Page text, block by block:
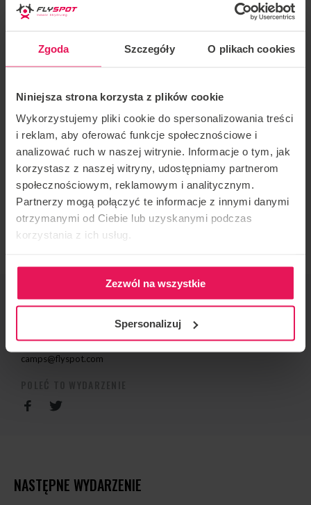
Zgoda Szczegóły O plikach cookies
Niniejsza strona korzysta z plików cookie
Wykorzystujemy pliki cookie do spersonalizowania treści
i reklam, aby oferować funkcje społecznościowe i
analizować ruch w naszej witrynie. Informacje o tym, jak
korzystasz z naszej witryny, udostępniamy partnerom
społecznościowym, reklamowym i analitycznym.
Partnerzy mogą połączyć te informacje z innymi danymi
otrzymanymi od Ciebie lub uzyskanymi podczas
korzystania z ich usług.
Zezwól na wszystkie
Spersonalizuj
umiejętności w dynamicznym lataniu oraz freefly,
środowisko. Z 20-letnim doświadczeniem w skokach
ze spadochronem i tunelowym lataniem, czerpie
zarówno na niebie, jak i w tunelu.
Posługuje się płynnie językami: angielskim,
francuskim i rumuńskim.
Coaching style: Belly, Dynamic, Static
Jeśli chcesz dołączyć do tego campu lub masz jakieś
pytania, skontaktuj się z nami:
ORGANIZATOR IMPREZY
KONTAKT W SPRAWIE IMPREZY
camps@flyspot.com
NASTĘPNE WYDARZENIE